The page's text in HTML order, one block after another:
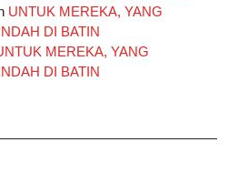
UNTUK MEREKA, YANG
DI BATIN
MEREKA, YANG
DI BATIN